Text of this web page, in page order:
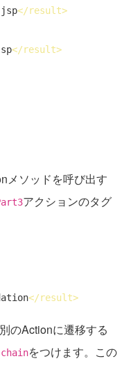
</result>
</result>
メソッドを呼び出す
アクションのタグ
</result>
のActionに遷移する
chainをつけます。この